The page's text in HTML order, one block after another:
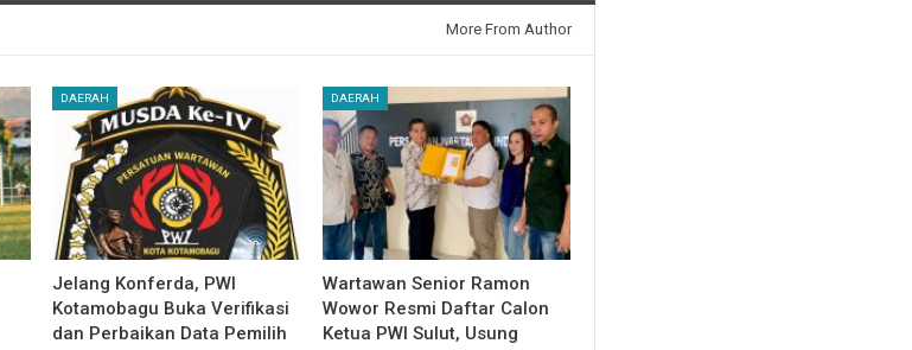
More From Author
DAERAH
Jelang Konferda, PWI
Kotamobagu Buka Verifikasi
dan Perbaikan Data Pemilih
DAERAH
Wartawan Senior Ramon
Wowor Resmi Daftar Calon
Ketua PWI Sulut, Usung